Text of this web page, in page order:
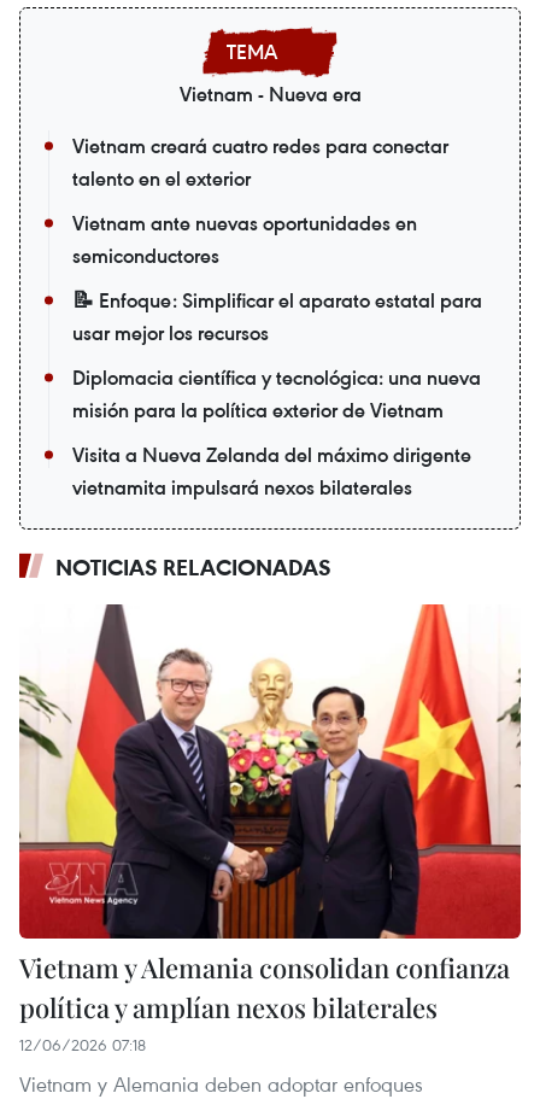
Vietnam - Nueva era
Vietnam creará cuatro redes para conectar
talento en el exterior
Vietnam ante nuevas oportunidades en
semiconductores
📝 Enfoque: Simplificar el aparato estatal para
usar mejor los recursos
Diplomacia científica y tecnológica: una nueva
misión para la política exterior de Vietnam
Visita a Nueva Zelanda del máximo dirigente
vietnamita impulsará nexos bilaterales
NOTICIAS RELACIONADAS
Vietnam y Alemania consolidan confianza
política y amplían nexos bilaterales
12/06/2026 07:18
Vietnam y Alemania deben adoptar enfoques